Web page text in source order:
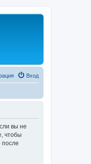
Вход
вы не
чтобы
после